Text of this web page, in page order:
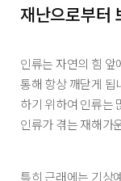
재난으로부터
인류는 자연의 힘
통해 항상 깨닫게
하기 위하여 인류는
인류가 겪는 재해가
특히 근래에는 기상